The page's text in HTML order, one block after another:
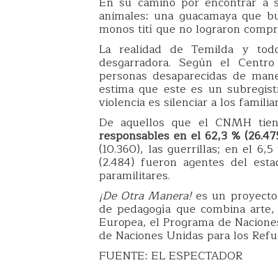
animales: una guacamaya que
monos tití que no lograron
La realidad de Temilda y
desgarradora. Según el
personas desaparecidas de
estima que este es un
violencia es silenciar a los
De aquellos que el CNMH
responsables en el 62,3 %
(10.360), las guerrillas; en el
(2.484) fueron agentes del
paramilitares.
¡De Otra Manera!es un
de pedagogía que combina
Europea, el Programa de
de Naciones Unidas para los
FUENTE: EL ESPECTADOR